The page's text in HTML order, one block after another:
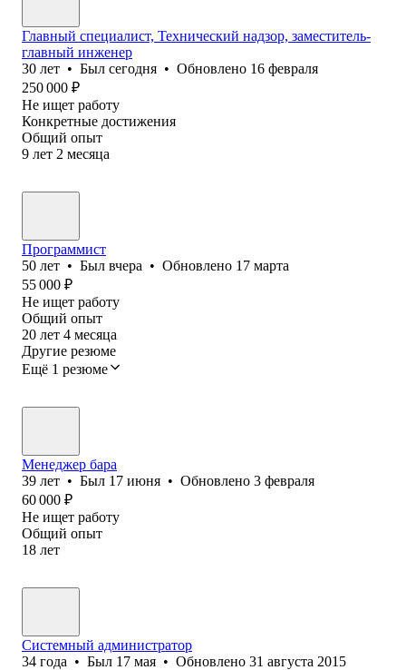
Главный специалист, Технический надзор, заместитель-
главный инженер
30 лет • Был сегодня • Обновлено 16 февраля
250 000 ₽
Не ищет работу
Конкретные достижения
Общий опыт
9 лет 2 месяца
Программист
50 лет • Был вчера • Обновлено 17 марта
55 000 ₽
Не ищет работу
Общий опыт
20 лет 4 месяца
Другие резюме
Ещё 1 резюме
Менеджер бара
39 лет • Был 17 июня • Обновлено 3 февраля
60 000 ₽
Не ищет работу
Общий опыт
18 лет
Системный администратор
34 года • Был 17 мая • Обновлено 31 августа 2015